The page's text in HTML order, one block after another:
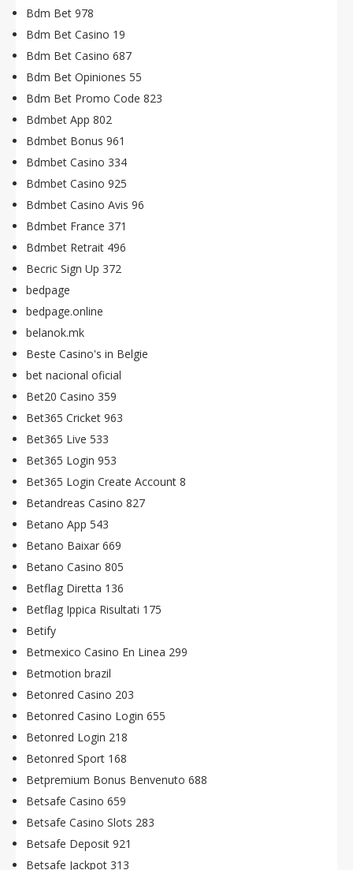
Bdm Bet 978
Bdm Bet Casino 19
Bdm Bet Casino 687
Bdm Bet Opiniones 55
Bdm Bet Promo Code 823
Bdmbet App 802
Bdmbet Bonus 961
Bdmbet Casino 334
Bdmbet Casino 925
Bdmbet Casino Avis 96
Bdmbet France 371
Bdmbet Retrait 496
Becric Sign Up 372
bedpage
bedpage.online
belanok.mk
Beste Casino's in Belgie
bet nacional oficial
Bet20 Casino 359
Bet365 Cricket 963
Bet365 Live 533
Bet365 Login 953
Bet365 Login Create Account 8
Betandreas Casino 827
Betano App 543
Betano Baixar 669
Betano Casino 805
Betflag Diretta 136
Betflag Ippica Risultati 175
Betify
Betmexico Casino En Linea 299
Betmotion brazil
Betonred Casino 203
Betonred Casino Login 655
Betonred Login 218
Betonred Sport 168
Betpremium Bonus Benvenuto 688
Betsafe Casino 659
Betsafe Casino Slots 283
Betsafe Deposit 921
Betsafe Jackpot 313